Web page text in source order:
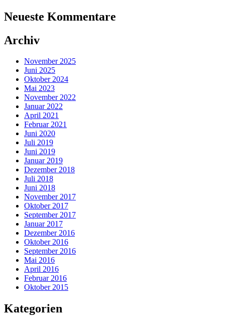
Neueste Kommentare
Archiv
November 2025
Juni 2025
Oktober 2024
Mai 2023
November 2022
Januar 2022
April 2021
Februar 2021
Juni 2020
Juli 2019
Juni 2019
Januar 2019
Dezember 2018
Juli 2018
Juni 2018
November 2017
Oktober 2017
September 2017
Januar 2017
Dezember 2016
Oktober 2016
September 2016
Mai 2016
April 2016
Februar 2016
Oktober 2015
Kategorien